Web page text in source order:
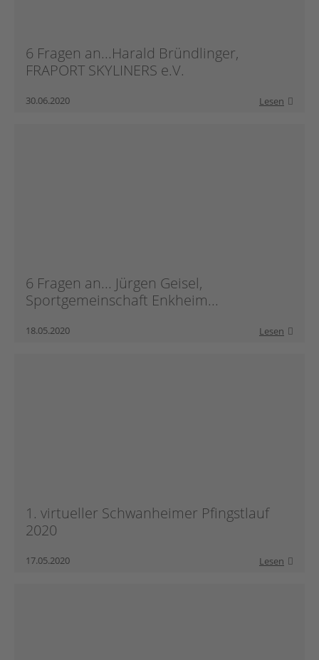
6 Fragen an...Harald Bründlinger,
FRAPORT SKYLINERS e.V.
30.06.2020 Lesen
6 Fragen an... Jürgen Geisel,
Sportgemeinschaft Enkheim...
18.05.2020 Lesen
1. virtueller Schwanheimer Pfingstlauf
2020
17.05.2020 Lesen